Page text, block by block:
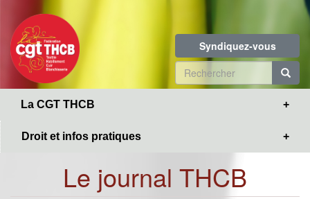
contenu
principal
Syndiquez-vous
Formulaire
de
La CGT THCB
Droit et infos pratiques
Le journal THCB